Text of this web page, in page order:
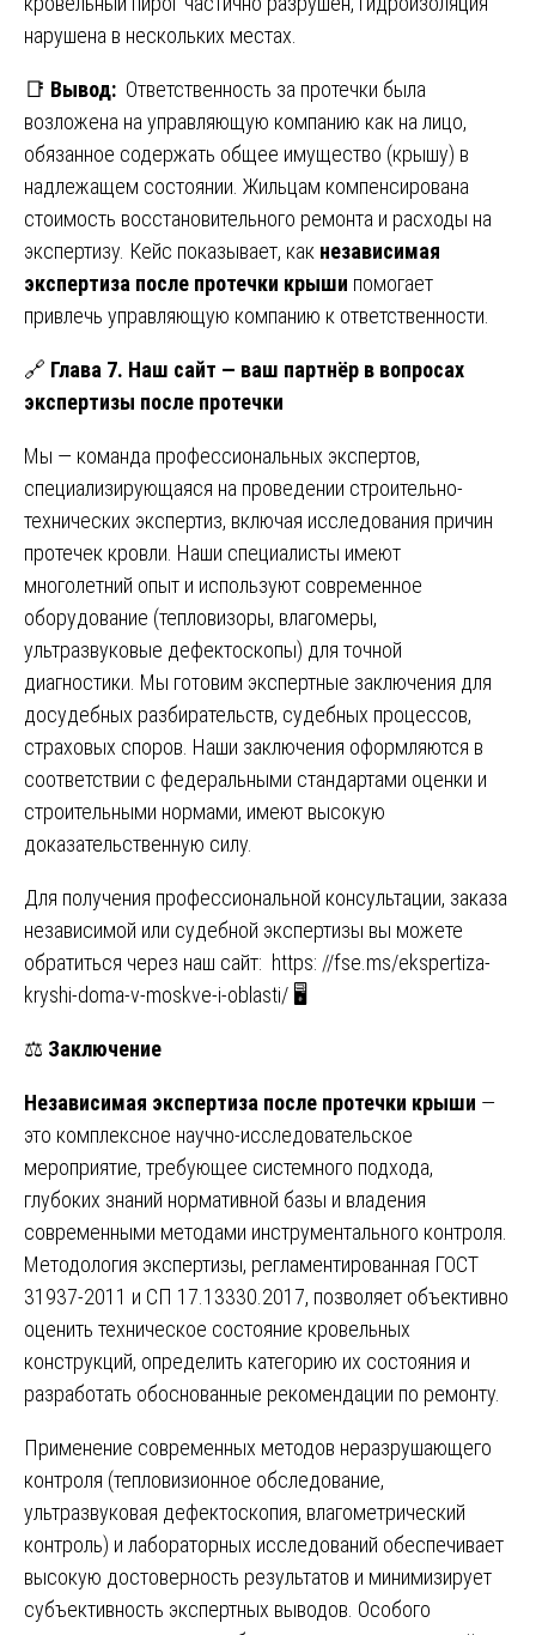
нарушена в нескольких местах.
📑 Вывод: Ответственность за протечки была
возложена на управляющую компанию как на лицо,
обязанное содержать общее имущество (крышу) в
надлежащем состоянии. Жильцам компенсирована
стоимость восстановительного ремонта и расходы на
экспертизу. Кейс показывает, как независимая
экспертиза после протечки крыши помогает
привлечь управляющую компанию к ответственности.
🔗 Глава 7. Наш сайт — ваш партнёр в вопросах
экспертизы после протечки
Мы — команда профессиональных экспертов,
специализирующаяся на проведении строительно-
технических экспертиз, включая исследования причин
протечек кровли. Наши специалисты имеют
многолетний опыт и используют современное
оборудование (тепловизоры, влагомеры,
ультразвуковые дефектоскопы) для точной
диагностики. Мы готовим экспертные заключения для
досудебных разбирательств, судебных процессов,
страховых споров. Наши заключения оформляются в
соответствии с федеральными стандартами оценки и
строительными нормами, имеют высокую
доказательственную силу.
Для получения профессиональной консультации, заказа
независимой или судебной экспертизы вы можете
обратиться через наш сайт: https: //fse.ms/ekspertiza-
kryshi-doma-v-moskve-i-oblasti/ 🖥️
⚖️ Заключение
Независимая экспертиза после протечки крыши —
это комплексное научно-исследовательское
мероприятие, требующее системного подхода,
глубоких знаний нормативной базы и владения
современными методами инструментального контроля.
Методология экспертизы, регламентированная ГОСТ
31937-2011 и СП 17.13330.2017, позволяет объективно
оценить техническое состояние кровельных
конструкций, определить категорию их состояния и
разработать обоснованные рекомендации по ремонту.
Применение современных методов неразрушающего
контроля (тепловизионное обследование,
ультразвуковая дефектоскопия, влагометрический
контроль) и лабораторных исследований обеспечивает
высокую достоверность результатов и минимизирует
субъективность экспертных выводов. Особого